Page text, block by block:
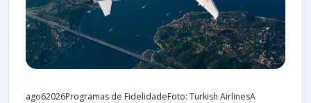
ago62026Programas de FidelidadeFoto: Turkish AirlinesA